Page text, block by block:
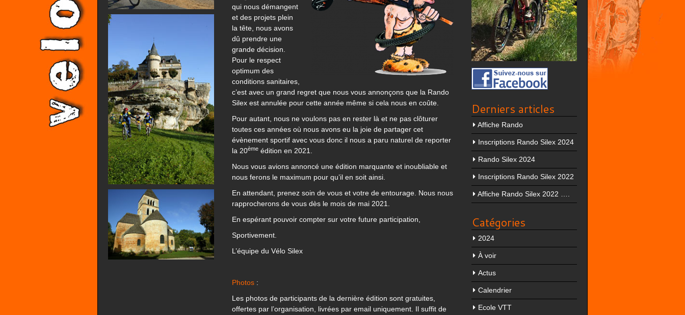
qui nous démangent
et des projets plein
la tête, nous avons
dû prendre une
grande décision.
Pour le respect
optimum des
conditions sanitaires,
c’est avec un grand regret que nous vous annonçons que la Rando
Silex est annulée pour cette année même si cela nous en coûte.
Pour autant, nous ne voulons pas en rester là et ne pas clôturer
toutes ces années où nous avons eu la joie de partager cet
évènement sportif avec vous donc il nous a paru naturel de reporter
la 20èmeédition en 2021.
Nous vous avions annoncé une édition marquante et inoubliable et
nous ferons le maximum pour qu’il en soit ainsi.
En attendant, prenez soin de vous et votre de entourage. Nous nous
rapprocherons de vous dès le mois de mai 2021.
En espérant pouvoir compter sur votre future participation,
Sportivement.
L’équipe du Vélo Silex
Photos:
Les photos de participants de la dernière édition sont gratuites,
offertes par l’organisation, livrées par email uniquement. Il suffit de
Derniers articles
Affiche Rando
Inscriptions Rando Silex 2024
Rando Silex 2024
Inscriptions Rando Silex 2022
Affiche Rando Silex 2022 ….
Catégories
2024
À voir
Actus
Calendrier
Ecole VTT